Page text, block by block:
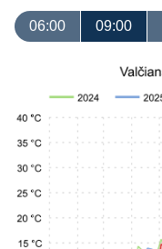
06:00 09:00